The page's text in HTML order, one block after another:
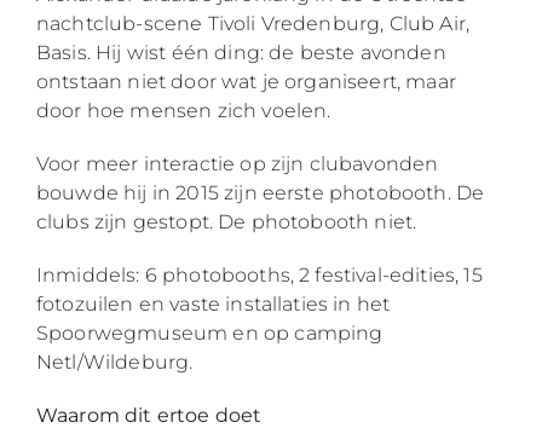
nachtclub-scene Tivoli Vredenburg, Club Air,
Basis. Hij wist één ding: de beste avonden
ontstaan niet door wat je organiseert, maar
door hoe mensen zich voelen.
Voor meer interactie op zijn clubavonden
bouwde hij in 2015 zijn eerste photobooth. De
clubs zijn gestopt. De photobooth niet.
Inmiddels: 6 photobooths, 2 festival-edities, 15
fotozuilen en vaste installaties in het
Spoorwegmuseum en op camping
Netl/Wildeburg.
Waarom dit ertoe doet